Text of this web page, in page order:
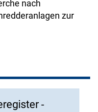
nach
zur
-